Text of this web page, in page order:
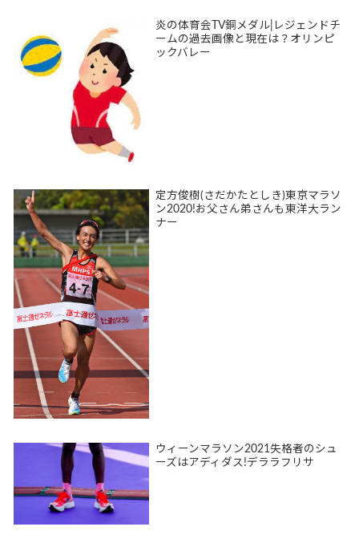
炎の体育会TV銅メダル|レジェンドチ
ームの過去画像と現在は？オリンピ
ックバレー
定方俊樹(さだかたとしき)東京マラソ
ン2020!お父さん弟さんも東洋大ラン
ナー
ウィーンマラソン2021失格者のシュ
ーズはアディダス!デララフリサ